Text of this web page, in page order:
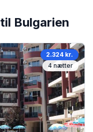
Bulgarien
2.324 kr.
4 nætter